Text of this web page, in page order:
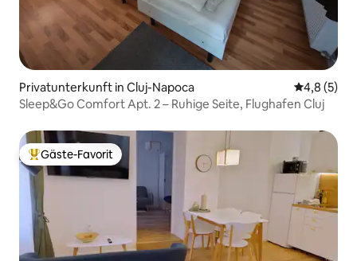
Privatunterkunft in Cluj-Napoca
4,8 (5)
Sleep&Go Comfort Apt. 2 – Ruhige Seite, Flughafen Cluj
Beliebter Gäste-Favorit.
Gäste-Favorit